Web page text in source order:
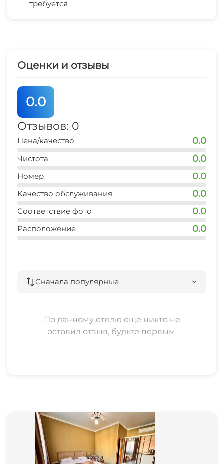
магазин продукты
1 мин
Беседка
требуется
Оценки и отзывы
0.0
Отзывов: 0
Цена/качество 0.0
Чистота 0.0
Номер 0.0
Качество обслуживания 0.0
Соответствие фото 0.0
Расположение 0.0
Сначала популярные
По данному отелю еще никто не
оставил отзыв, будьте первым.